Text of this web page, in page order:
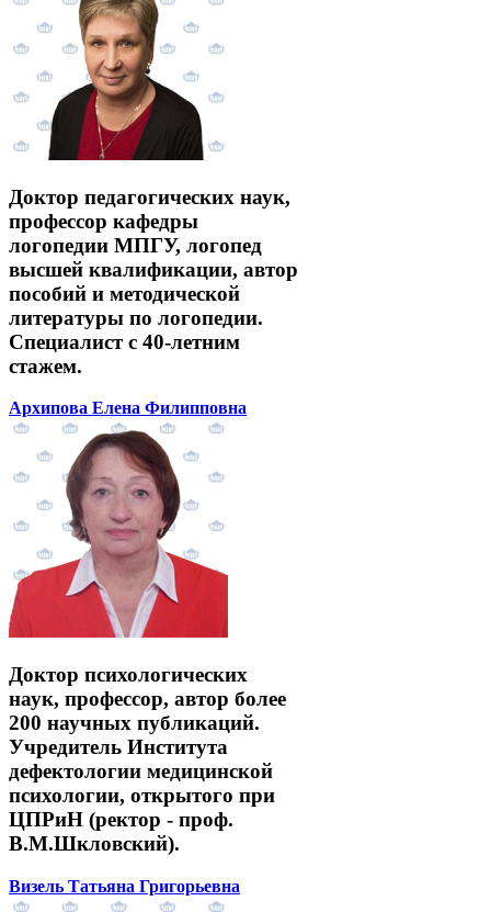
Доктор педагогических наук,
профессор кафедры
логопедии МПГУ, логопед
высшей квалификации, автор
пособий и методической
литературы по логопедии.
Специалист с 40-летним
стажем.
Архипова Елена Филипповна
Доктор психологических
наук, профессор, автор более
200 научных публикаций.
Учредитель Института
дефектологии медицинской
психологии, открытого при
ЦПРиН (ректор - проф.
В.М.Шкловский).
Визель Татьяна Григорьевна